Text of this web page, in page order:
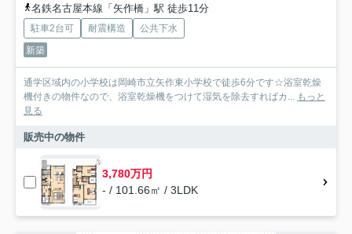
名鉄名古屋本線「矢作橋」駅 徒歩11分
駐車2台可 耐震構造
公共下水
新築
通学区域内の小学校は岡崎市立矢作東小学校で徒歩6分です☆浴室乾燥
機付きの物件なので、浴室乾燥機をつけて湿気を除去すればカ... もっと
見る
販売中の物件
3,780万円
- / 101.66㎡ / 3LDK